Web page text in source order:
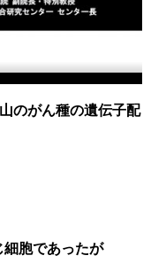
のがん種の遺伝子配
胞であったが